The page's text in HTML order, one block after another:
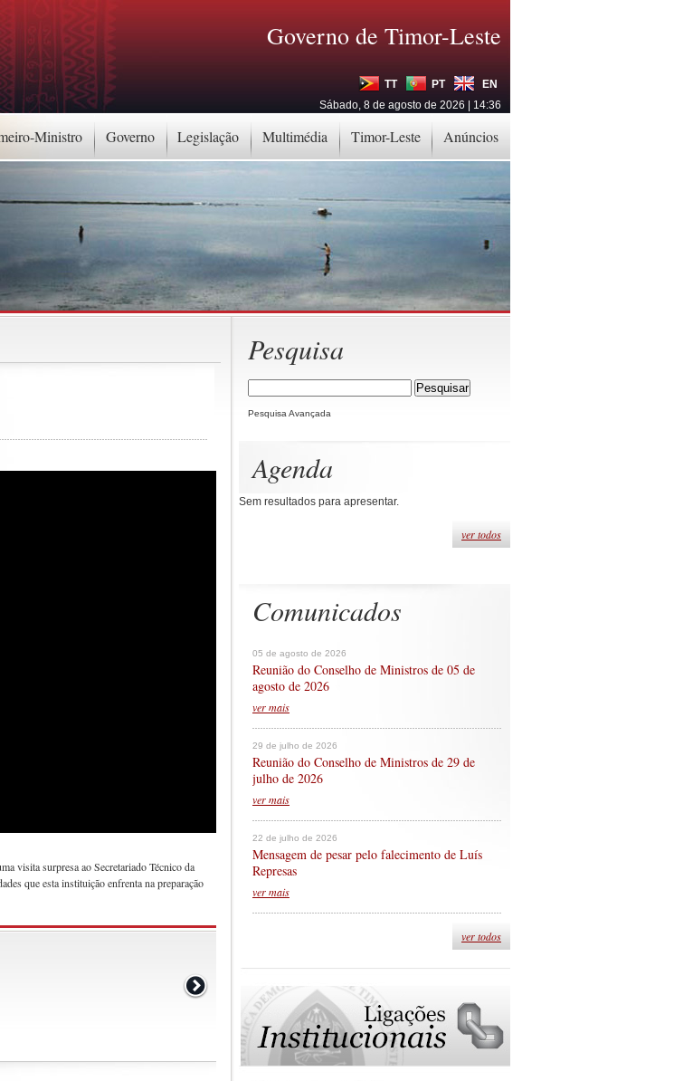
Ministro Governo Legislação Multimédia Timor-Leste Anúncios
Governo de Timor-Leste
TT PT
EN
Sábado, 8 de agosto de 2026 | 14:36
Pesquisa
Pesquisa Avançada
Agenda
Sem resultados para apresentar.
ver todos
Comunicados
05 de agosto de 2026
Reunião do Conselho de Ministros de 05 de
agosto de 2026
ver mais
29 de julho de 2026
Reunião do Conselho de Ministros de 29 de
julho de 2026
ver mais
22 de julho de 2026
Mensagem de pesar pelo falecimento de Luís
Represas
ver mais
ver todos
visita surpresa ao Secretariado Técnico da
que esta instituição enfrenta na preparação